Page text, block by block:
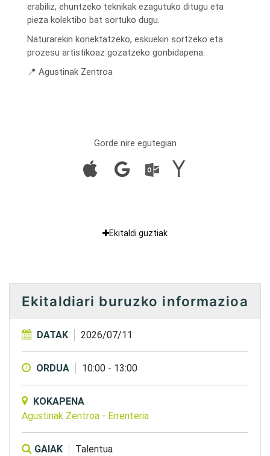
erabiliz, ehuntzeko teknikak ezagutuko ditugu eta
pieza kolektibo bat sortuko dugu.
Naturarekin konektatzeko, eskuekin sortzeko eta
prozesu artistikoaz gozatzeko gonbidapena.
📍 Agustinak Zentroa
Gorde nire egutegian
Ekitaldi guztiak
Ekitaldiari buruzko informazioa
DATAK 2026/07/11
ORDUA 10:00 - 13:00
KOKAPENA
Agustinak Zentroa - Errenteria
GAIAK Talentua